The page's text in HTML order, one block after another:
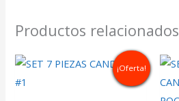
Productos relacionados
¡Oferta!